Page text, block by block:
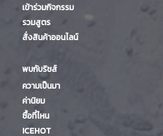
เข้าร่วมกิจกรรม
รวมสูตร
สั่งสินค้าออนไลน์
พบกับริชส์
ความเป็นมา
ค่านิยม
ซื้อที่ไหน
ICEHOT